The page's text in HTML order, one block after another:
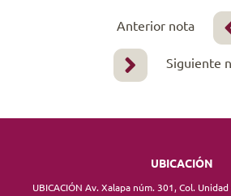
Anterior nota
Siguiente
UBICACIÓN
UBICACIÓN Av. Xalapa núm. 301, Col.